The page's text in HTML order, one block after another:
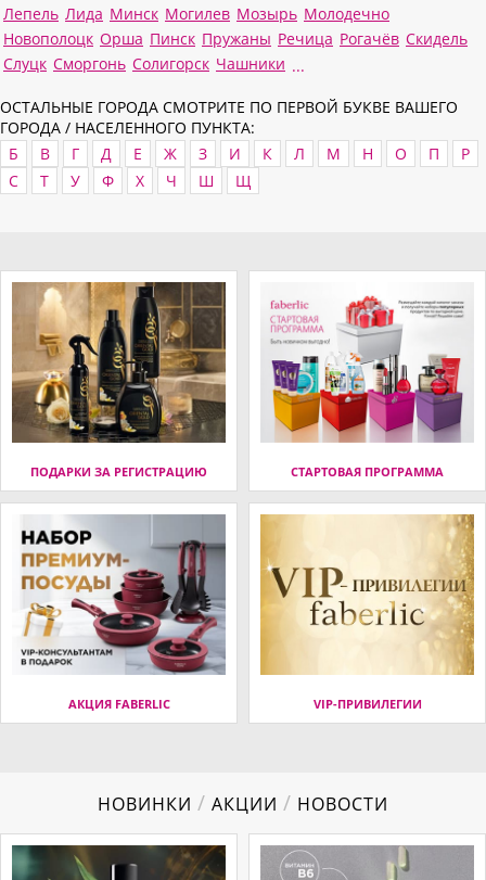
Лепель Лида Минск Могилев Мозырь Молодечно
Новополоцк Орша Пинск Пружаны Речица Рогачёв Скидель
Слуцк Сморгонь Солигорск Чашники ...
ОСТАЛЬНЫЕ ГОРОДА СМОТРИТЕ ПО ПЕРВОЙ БУКВЕ ВАШЕГО
ГОРОДА / НАСЕЛЕННОГО ПУНКТА:
Б
В Г Д Е Ж З И К Л М Н О П
Р
С
Т У Ф Х Ч Ш Щ
ПОДАРКИ ЗА РЕГИСТРАЦИЮ СТАРТОВАЯ ПРОГРАММА
АКЦИЯ FABERLIC VIP-ПРИВИЛЕГИИ
НОВИНКИ / АКЦИИ / НОВОСТИ